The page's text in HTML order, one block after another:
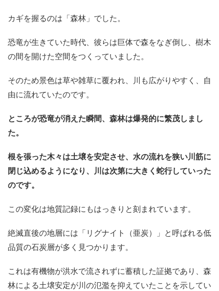
カギを握るのは「森林」でした。
恐竜が生きていた時代、彼らは巨体で森をなぎ倒し、樹木
の間を開けた空間をつくっていました。
そのため景色は草や雑草に覆われ、川も広がりやすく、自
由に流れていたのです。
ところが恐竜が消えた瞬間、森林は爆発的に繁茂しまし
た。
根を張った木々は土壌を安定させ、水の流れを狭い川筋に
閉じ込めるようになり、川は次第に大きく蛇行していった
のです。
この変化は地質記録にもはっきりと刻まれています。
絶滅直後の地層には「リグナイト（亜炭）」と呼ばれる低
品質の石炭層が多く見つかります。
これは有機物が洪水で流されずに蓄積した証拠であり、森
林による土壌安定が川の氾濫を抑えていたことを示してい